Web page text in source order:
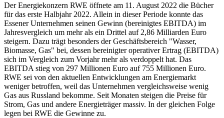
Der Energiekonzern RWE öffnete am 11. August 2022 die Bücher
für das erste Halbjahr 2022. Allein in dieser Periode konnte das
Essener Unternehmen seinen Gewinn (bereinigtes EBITDA) im
Jahresvergleich um mehr als ein Drittel auf 2,86 Milliarden Euro
steigern. Dazu trägt besonders der Geschäftsbereich "Wasser,
Biomasse, Gas" bei, dessen bereinigter operativer Ertrag (EBITDA)
sich im Vergleich zum Vorjahr mehr als verdoppelt hat. Das
EBITDA stieg von 297 Millionen Euro auf 755 Millionen Euro.
RWE sei von den aktuellen Entwicklungen am Energiemarkt
weniger betroffen, weil das Unternehmen vergleichsweise wenig
Gas aus Russland bekomme. Seit Monaten steigen die Preise für
Strom, Gas und andere Energieträger massiv. In der gleichen Folge
legen bei RWE die Gewinne zu.